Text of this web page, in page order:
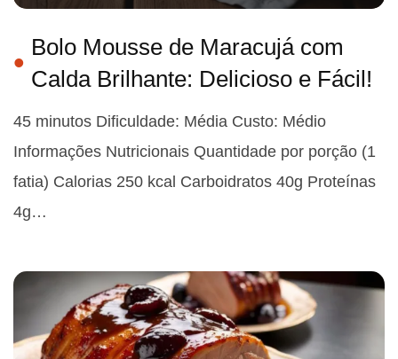
Bolo Mousse de Maracujá com
Calda Brilhante: Delicioso e Fácil!
45 minutos Dificuldade: Média Custo: Médio
Informações Nutricionais Quantidade por porção (1
fatia) Calorias 250 kcal Carboidratos 40g Proteínas
4g…